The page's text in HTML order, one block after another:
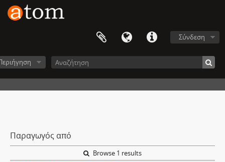
Σύνδεση
Παραγωγός από
Browse 1 results